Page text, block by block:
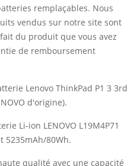
remplaçables. Nous
vendus sur notre site sont
du produit que vous avez
de remboursement
Lenovo ThinkPad P1 3 3rd
d'origine).
Li-ion LENOVO L19M4P71
5235mAh/80Wh.
qualité avec une capacité